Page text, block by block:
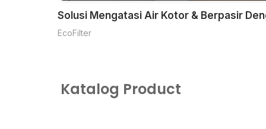
l
a
Solusi Mengatasi Air Kotor & Berpasir
EcoFilter
Katalog Product